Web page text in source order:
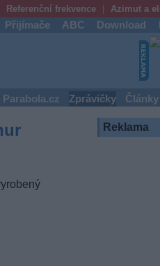
Referenční frekvence Azimut a
Přijímače ABC Download
Parabola.cz Zprávičky Články
Reklama